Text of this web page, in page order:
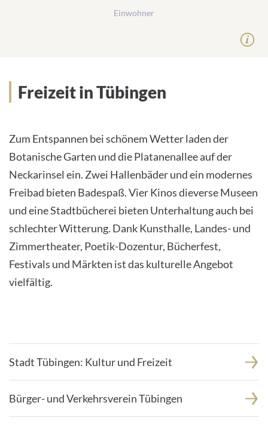
Einwohner
Freizeit in Tübingen
Zum Entspannen bei schönem Wetter laden der
Botanische Garten und die Platanenallee auf der
Neckarinsel ein. Zwei Hallenbäder und ein modernes
Freibad bieten Badespaß. Vier Kinos dieverse Museen
und eine Stadtbücherei bieten Unterhaltung auch bei
schlechter Witterung. Dank Kunsthalle, Landes- und
Zimmertheater, Poetik-Dozentur, Bücherfest,
Festivals und Märkten ist das kulturelle Angebot
vielfältig.
Stadt Tübingen: Kultur und Freizeit
Bürger- und Verkehrsverein Tübingen